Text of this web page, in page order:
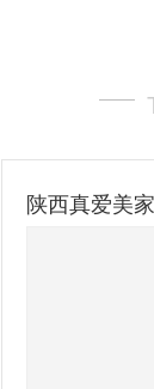
陕西真爱美